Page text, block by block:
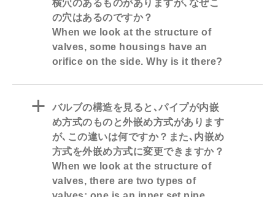
横穴のあるものがありますが､なぜこ
の穴はあるのですか？
When we look at the structure of
valves, some housings have an
orifice on the side. Why is it there?
a
バルブの構造を見ると､パイプが内嵌
め方式のものと外嵌め方式があります
が､この違いは何ですか？また､内嵌め
方式を外嵌め方式に変更できますか？
When we look at the structure of
valves, there are two types of